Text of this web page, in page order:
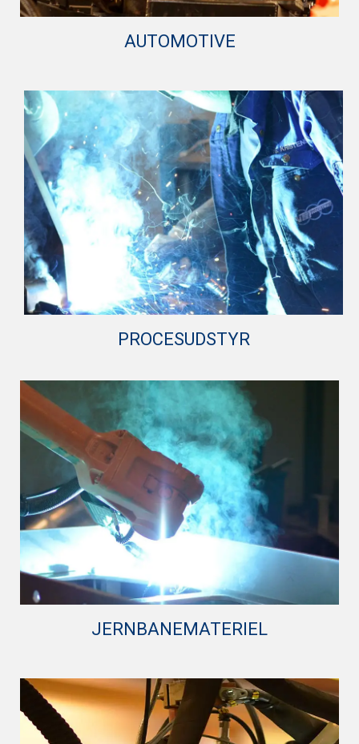
Med vores konkurrencedygtige robotløsninger har
vi kompetencer og kapaciteten til at producere den
kvalitet og volumen, som den automotive industri
efterspørger.
AUTOMOTIVE
Vores maskinpark er konstant under udvikling og
optimering for at kunne tilpasse os markedet samt
sikre os de mest optimale løsninger.
PROCESUDSTYR
Vi har et af Europas største og bredeste
certificeringer til fremstilling af komponenter til
jernbane branchen.
JERNBANEMATERIEL